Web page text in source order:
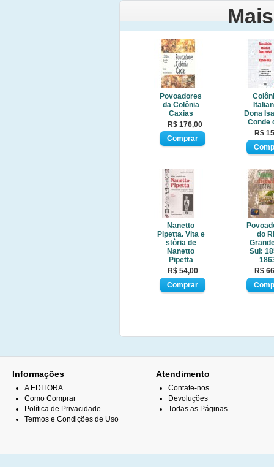
Povoadores
da Colônia
Caxias
R$ 176,00
Dona
Conde
R$
Nanetto
Pipetta. Vita e
stòria de
Nanetto
Pipetta
R$ 54,00
do
Sul:
R$
Informações
A EDITORA
Como Comprar
Política de Privacidade
Termos e Condições de Uso
Atendimento
Contate-nos
Devoluções
Todas as Páginas